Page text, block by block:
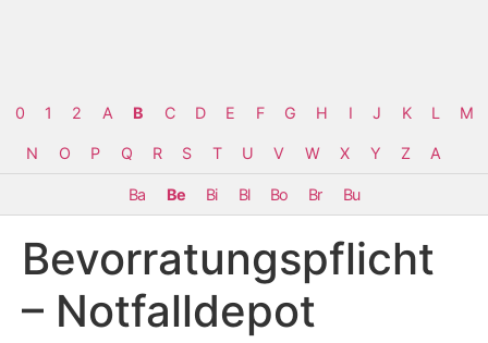
0 1 2 A B C D E F G H I J K L M
N O P Q R S T U V W X Y Z Α
Ba Be Bi Bl Bo Br Bu
Bevorratungspflicht
– Notfalldepot